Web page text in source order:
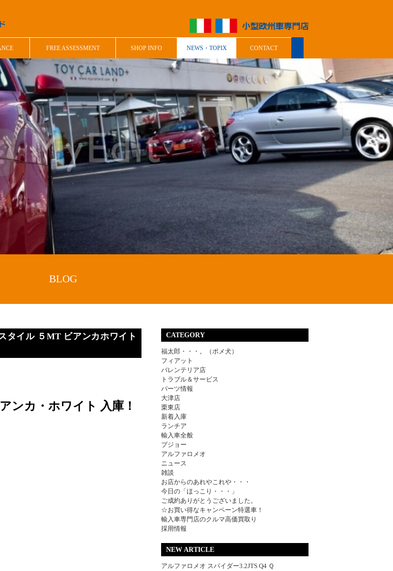
FREE ASSESSMENT SHOP INFO NEWS・TOPIX CONTACT
BLOG
イル ５MT ビアンカホワイト
ンカ・ホワイト 入庫！
CATEGORY
福太郎・・・。（ポメ犬）
フィアット
バレンテリア店
トラブル＆サービス
パーツ情報
大津店
栗東店
新着入庫
ランチア
輸入車全般
プジョー
アルファロメオ
ニュース
雑談
お店からのあれやこれや・・・
今日の「ほっこり・・・」
ご成約ありがとうございました。
☆お買い得なキャンペーン特選車！
輸入車専門店のクルマ高価買取り
採用情報
NEW ARTICLE
アルファロメオ スパイダー3.2JTS Q4 Ｑ